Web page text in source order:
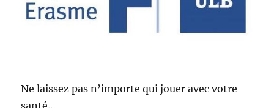
Ne laissez pas n’importe qui jouer avec votre